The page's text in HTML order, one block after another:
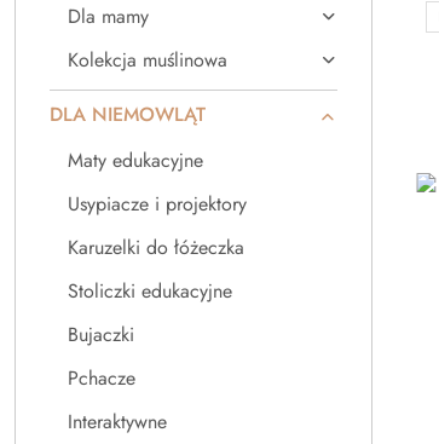
Dla mamy
Kolekcja muślinowa
DLA NIEMOWLĄT
Maty edukacyjne
Usypiacze i projektory
Karuzelki do łóżeczka
Stoliczki edukacyjne
Bujaczki
Pchacze
Interaktywne